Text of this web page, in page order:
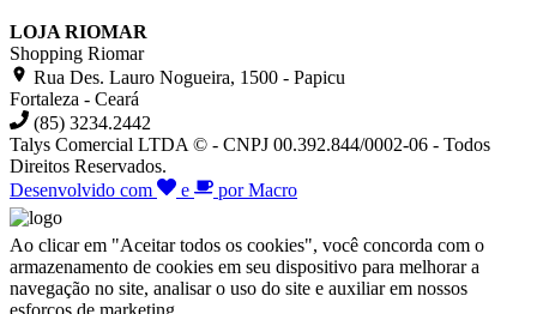
LOJA RIOMAR
Shopping Riomar
Rua Des. Lauro Nogueira, 1500 - Papicu
Fortaleza - Ceará
(85) 3234.2442
Talys Comercial LTDA © - CNPJ 00.392.844/0002-06 - Todos
Direitos Reservados.
Desenvolvido com
e por Macro
Ao clicar em "Aceitar todos os cookies", você concorda com o
armazenamento de cookies em seu dispositivo para melhorar a
navegação no site, analisar o uso do site e auxiliar em nossos
esforços de marketing.